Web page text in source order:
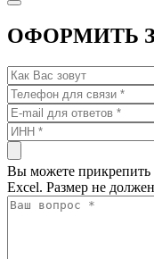
ОФОРМИТЬ
Вы можете прикрепить
Excel. Размер не